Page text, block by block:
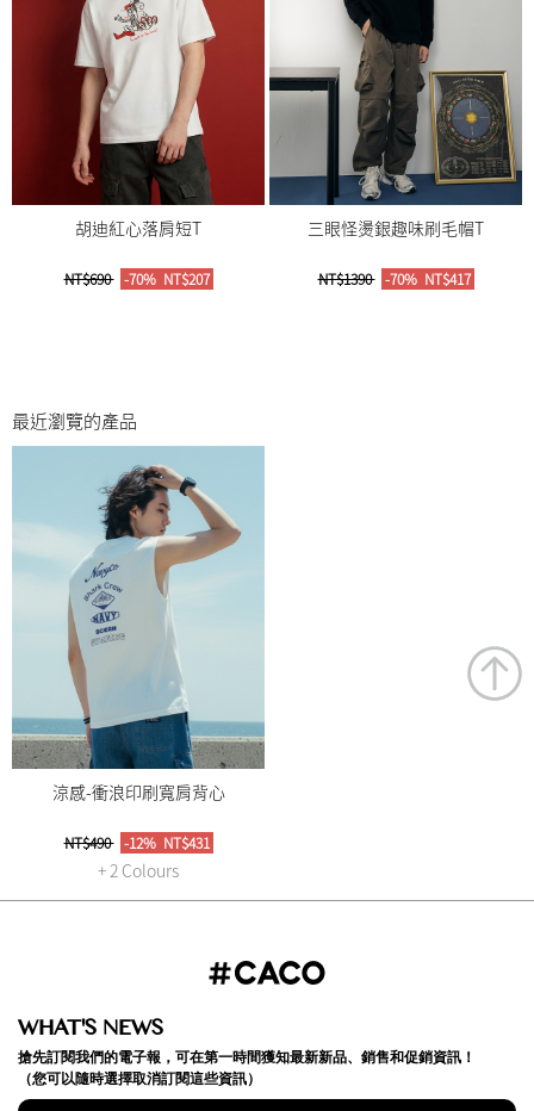
胡迪紅心落肩短T
NT$690 -70% NT$207
三眼怪燙銀趣味刷毛帽T
NT$1390 -70% NT$417
最近瀏覽的產品
涼感-衝浪印刷寬肩背心
NT$490 -12% NT$431
+ 2 Colours
WHAT'S NEWS
搶先訂閱我們的電子報，可在第一時間獲知最新新品、銷售和促銷資訊！
（您可以隨時選擇取消訂閱這些資訊）